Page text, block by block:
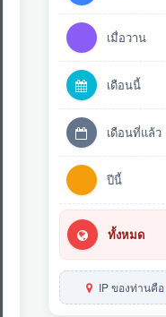
เมื่อวาน
เดือนนี้
เดือนที่แล้ว
ปีนี้
ทั้งหมด
IP ของท่านคือ